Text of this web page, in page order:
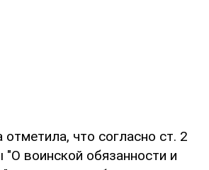
отметила, что согласно ст. 2
"О воинской обязанности и